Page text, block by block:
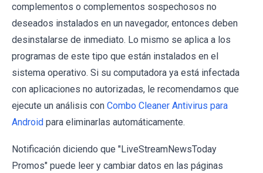
complementos o complementos sospechosos no
deseados instalados en un navegador, entonces deben
desinstalarse de inmediato. Lo mismo se aplica a los
programas de este tipo que están instalados en el
sistema operativo. Si su computadora ya está infectada
con aplicaciones no autorizadas, le recomendamos que
ejecute un análisis con Combo Cleaner Antivirus para
Android para eliminarlas automáticamente.
Notificación diciendo que "LiveStreamNewsToday
Promos" puede leer y cambiar datos en las páginas